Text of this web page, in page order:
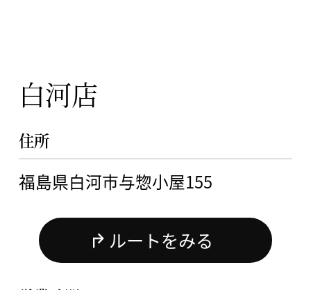
白河店
住所
福島県白河市与惣小屋155
ルートをみる